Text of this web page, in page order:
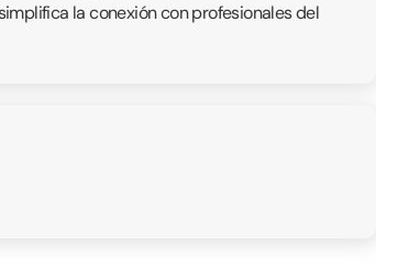
la conexión con profesionales del